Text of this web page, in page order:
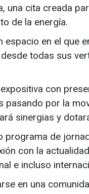
una cita creada
de la energía.
espacio en el que
todas sus
con
pasando por la
sinergias y
programa de
con la
e incluso
en una